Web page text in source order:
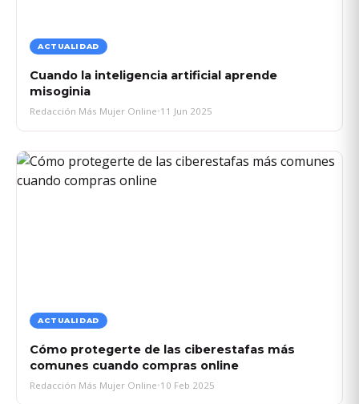
ACTUALIDAD
Cuando la inteligencia artificial aprende
misoginia
Redacción Más Mujer Online•11 Jun 2025
ACTUALIDAD
Cómo protegerte de las ciberestafas más
comunes cuando compras online
Redacción Más Mujer Online•10 Feb 2025